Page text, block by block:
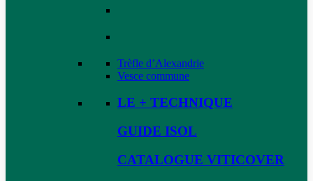
Trèfle d’Alexandrie
Vesce commune
LE + TECHNIQUE
GUIDE ISOL
CATALOGUE VITICOVER